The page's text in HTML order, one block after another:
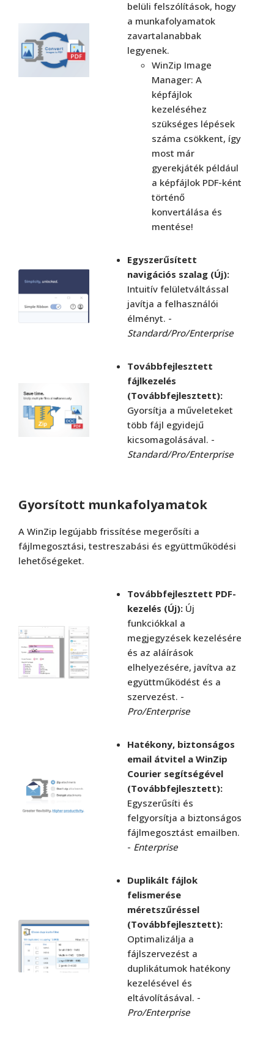
belüli felszólítások, hogy
a munkafolyamatok
zavartalanabbak
legyenek.
WinZip Image
Manager: A
képfájlok
kezeléséhez
szükséges lépések
száma csökkent, így
most már
gyerekjáték például
a képfájlok PDF-ként
történő
konvertálása és
mentése!
Egyszerűsített
navigációs szalag (Új):
Intuitív felületváltással
javítja a felhasználói
élményt. -
Standard/Pro/Enterprise
Továbbfejlesztett
fájlkezelés
(Továbbfejlesztett):
Gyorsítja a műveleteket
több fájl egyidejű
kicsomagolásával. -
Standard/Pro/Enterprise
Gyorsított munkafolyamatok
A WinZip legújabb frissítése megerősíti a
fájlmegosztási, testreszabási és együttműködési
lehetőségeket.
Továbbfejlesztett PDF-
kezelés (Új): Új
funkciókkal a
megjegyzések kezelésére
és az aláírások
elhelyezésére, javítva az
együttműködést és a
szervezést. -
Pro/Enterprise
Hatékony, biztonságos
email átvitel a WinZip
Courier segítségével
(Továbbfejlesztett):
Egyszerűsíti és
felgyorsítja a biztonságos
fájlmegosztást emailben.
- Enterprise
Duplikált fájlok
felismerése
méretszűréssel
(Továbbfejlesztett):
Optimalizálja a
fájlszervezést a
duplikátumok hatékony
kezelésével és
eltávolításával. -
Pro/Enterprise